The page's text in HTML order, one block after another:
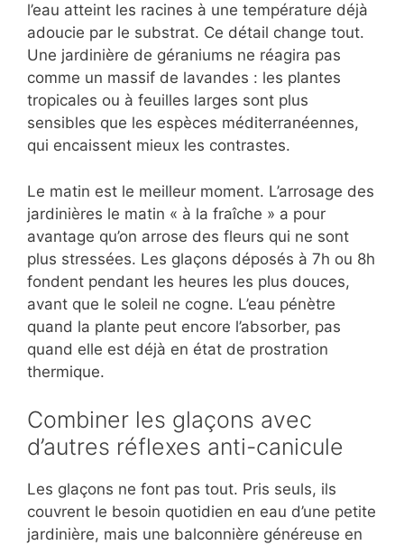
l’eau atteint les racines à une température déjà
adoucie par le substrat. Ce détail change tout.
Une jardinière de géraniums ne réagira pas
comme un massif de lavandes : les plantes
tropicales ou à feuilles larges sont plus
sensibles que les espèces méditerranéennes,
qui encaissent mieux les contrastes.
Le matin est le meilleur moment. L’arrosage des
jardinières le matin « à la fraîche » a pour
avantage qu’on arrose des fleurs qui ne sont
plus stressées. Les glaçons déposés à 7h ou 8h
fondent pendant les heures les plus douces,
avant que le soleil ne cogne. L’eau pénètre
quand la plante peut encore l’absorber, pas
quand elle est déjà en état de prostration
thermique.
Combiner les glaçons avec
d’autres réflexes anti-canicule
Les glaçons ne font pas tout. Pris seuls, ils
couvrent le besoin quotidien en eau d’une petite
jardinière, mais une balconnière généreuse en